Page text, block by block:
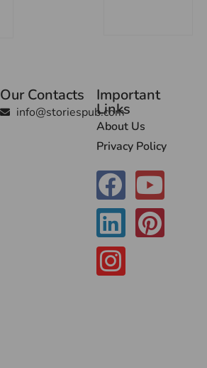
Our Contacts
info@storiespub.com
Important
Links
About Us
Privacy Policy